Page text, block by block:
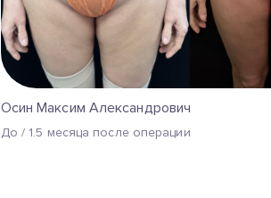
Осин Максим Александрович
До / 1.5 месяца после операции